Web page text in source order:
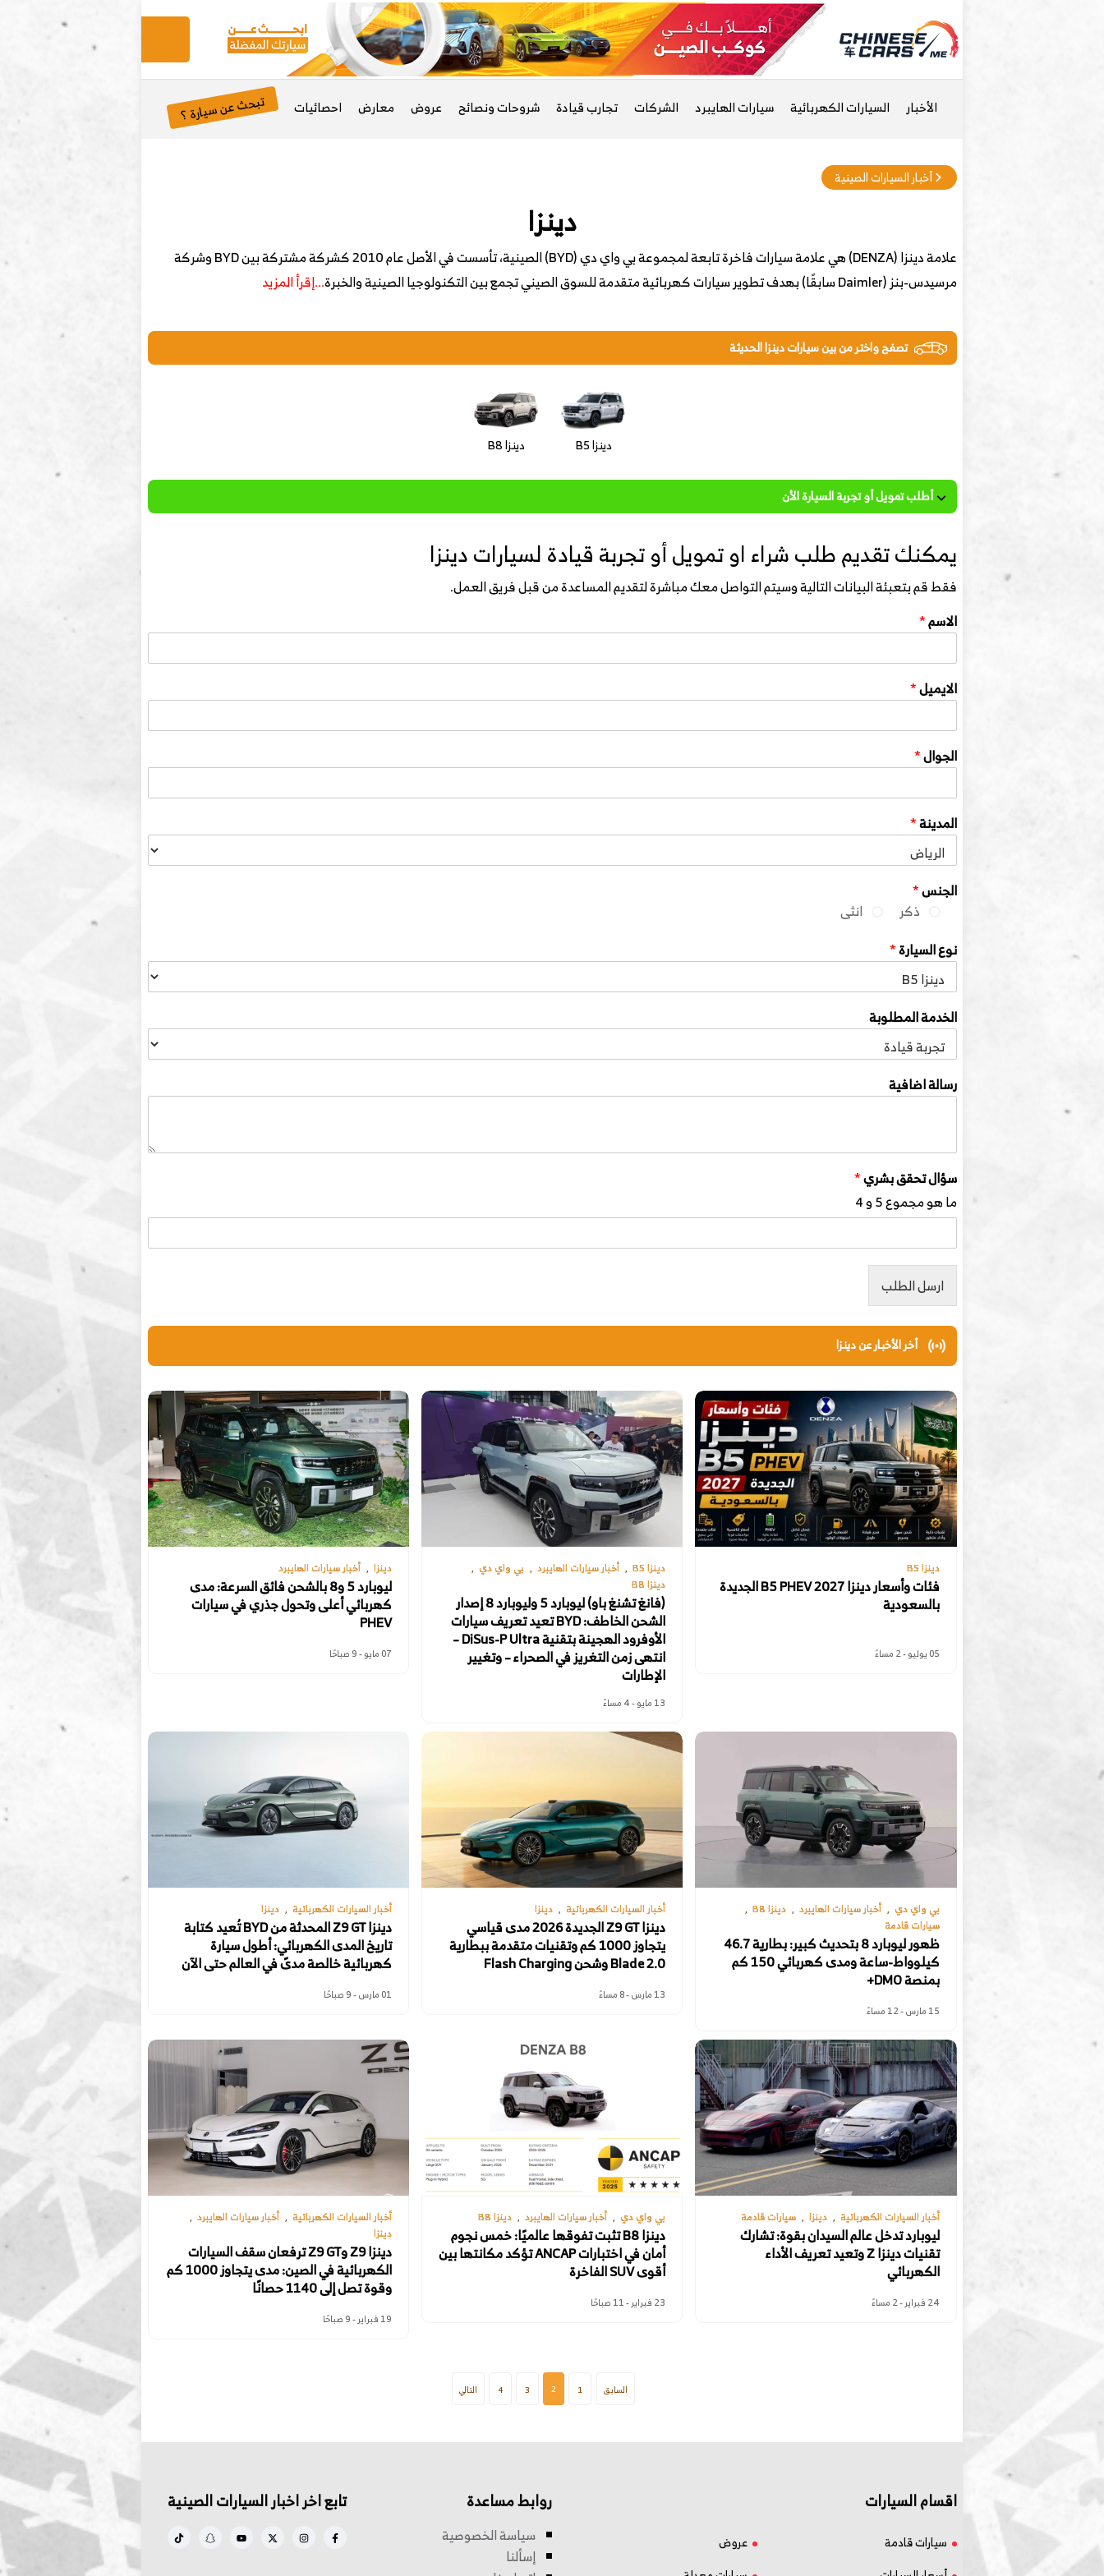
الأخبار السيارات الكهربائية سيارات الهايبرد الشركات تجارب قيادة شروحات ونصائح عروض معارض احصائيات تبحث عن سيارة ؟
أخبار السيارات الصينية
دينزا
علامة دينزا (DENZA) هي علامة سيارات فاخرة تابعة لمجموعة بي واي دي (BYD) الصينية، تأسست في الأصل عام 2010 كشركة مشتركة بين BYD وشركة
مرسيدس-بنز (Daimler سابقًا) بهدف تطوير سيارات كهربائية متقدمة للسوق الصيني تجمع بين التكنولوجيا الصينية والخبرة
...إقرأ المزيد
تصفح واختر من بين سيارات دينزا الحديثة
دينزا B5 دينزا B8
أطلب تمويل أو تجربة السيارة الأن
يمكنك تقديم طلب شراء او تمويل أو تجربة قيادة لسيارات دينزا
فقط قم بتعبئة البيانات التالية وسيتم التواصل معك مباشرة لتقديم المساعدة من قبل فريق العمل.
الاسم*
الايميل*
الجوال*
المدينة*
الجنس*
ذكر
انثى
نوع السيارة*
الخدمة المطلوبة
رسالة اضافية
سؤال تحقق بشري*
ما هو مجموع 5 و 4
ارسل الطلب
أخر الأخبار عن دينزا
دينزا B5
فئات وأسعار دينزا B5 PHEV 2027 الجديدة
بالسعودية
05 يوليو - 2 مساءً
دينزا B5 أخبار سيارات الهايبرد
بي واي دي
دينزا B8
(فانغ تشنغ باو) ليوبارد 5 وليوبارد 8 إصدار
الشحن الخاطف: BYD تعيد تعريف سيارات
الأوفرود الهجينة بتقنية DiSus-P Ultra –
انتهى زمن التغريز في الصحراء – وتغيير
الإطارات
13 مايو - 4 مساءً
دينزا أخبار سيارات الهايبرد
ليوبارد 5 و8 بالشحن فائق السرعة: مدى
كهربائي أعلى وتحول جذري في سيارات
PHEV
07 مايو - 9 صباحًا
بي واي دي أخبار سيارات الهايبرد
دينزا B8
سيارات قادمة
ظهور ليوبارد 8 بتحديث كبير: بطارية 46.7
كيلوواط-ساعة ومدى كهربائي 150 كم
بمنصة DMO+
15 مارس - 12 مساءً
أخبار السيارات الكهربائية دينزا
دينزا Z9 GT الجديدة 2026 مدى قياسي
يتجاوز 1000 كم وتقنيات متقدمة ببطارية
Blade 2.0 وشحن Flash Charging
13 مارس - 8 مساءً
أخبار السيارات الكهربائية دينزا
دينزا Z9 GT المحدثة من BYD تُعيد كتابة
تاريخ المدى الكهربائي: أطول سيارة
كهربائية خالصة مدىً في العالم حتى الآن
01 مارس - 9 صباحًا
أخبار السيارات الكهربائية دينزا سيارات قادمة
ليوبارد تدخل عالم السيدان بقوة: تشارك
تقنيات دينزا Z وتعيد تعريف الأداء
الكهربائي
24 فبراير - 2 مساءً
بي واي دي أخبار سيارات الهايبرد دينزا B8
دينزا B8 تثبت تفوقها عالميًا: خمس نجوم
أمان في اختبارات ANCAP تؤكد مكانتها بين
أقوى SUV الفاخرة
23 فبراير - 11 صباحًا
أخبار السيارات الكهربائية
أخبار سيارات الهايبرد
دينزا
دينزا Z9 وZ9 GT ترفعان سقف السيارات
الكهربائية في الصين: مدى يتجاوز 1000 كم
وقوة تصل إلى 1140 حصانًا
19 فبراير - 9 صباحًا
السابق 1
2
3
4 التالي
اقسام السيارات
سيارات قادمة
عروض
روابط مساعدة
سياسة الخصوصية
إسألنا
تابع اخر اخبار السيارات الصينية